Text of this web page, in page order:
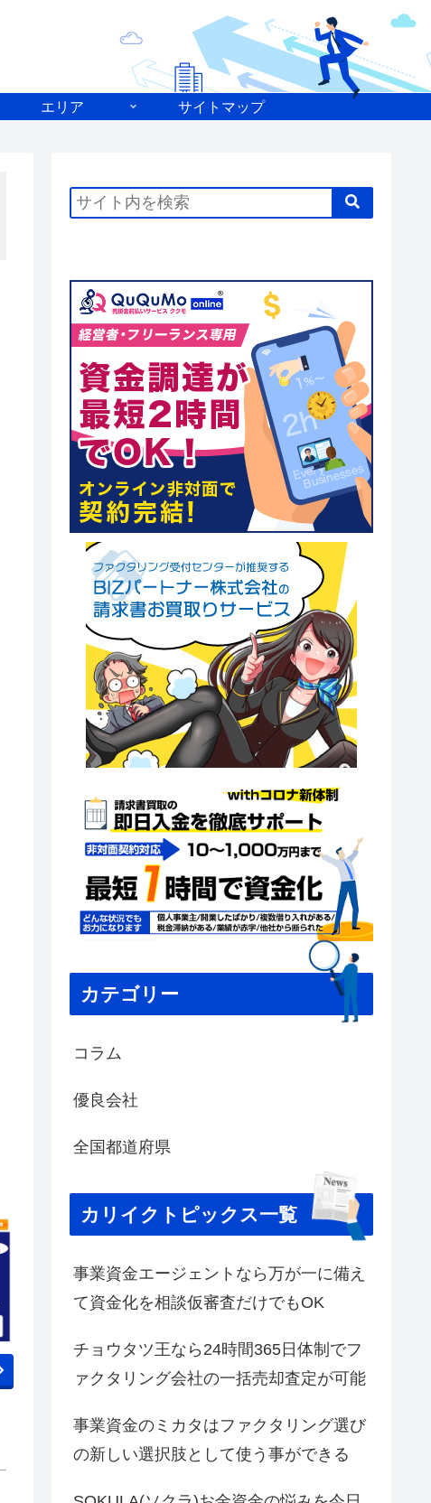
エリア サイトマップ
カテゴリー
コラム
優良会社
全国都道府県
カリイクトピックス一覧
事業資金エージェントなら万が一に備え
て資金化を相談仮審査だけでもOK
チョウタツ王なら24時間365日体制でフ
ァクタリング会社の一括売却査定が可能
事業資金のミカタはファクタリング選び
の新しい選択肢として使う事ができる